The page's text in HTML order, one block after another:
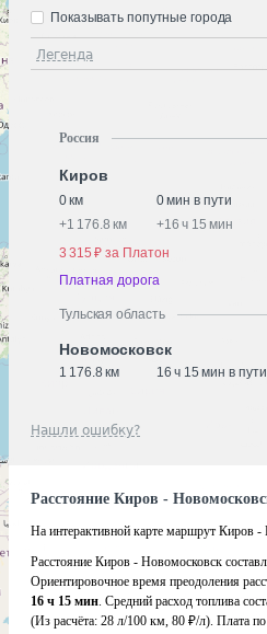
Легенда
Показывать попутные города
Россия
Киров
0 км
0 мин в пути
+1 176.8 км +16 ч 15 мин
3 315 ₽ за Платон
Платная дорога
Тульская область
Новомосковск
1 176.8 км 16 ч 15 мин в пути
Нашли ошибку?
Расстояние Киров -
На интерактивной карте маршрут Киров -
Расстояние Киров - Новомосковск
Ориентировочное время преодоления
16 ч 15 мин. Средний расход топлива
(Из расчёта: 28 л/100 км, 80 ₽/л). Плата